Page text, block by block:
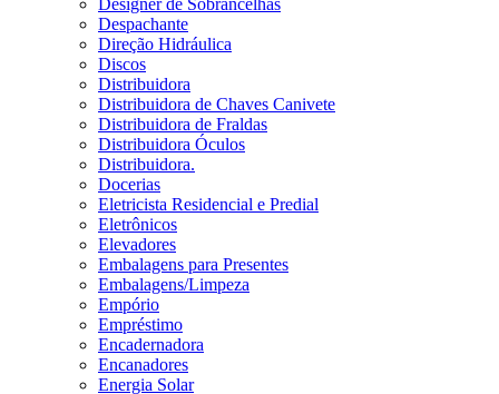
Designer de Sobrancelhas
Despachante
Direção Hidráulica
Discos
Distribuidora
Distribuidora de Chaves Canivete
Distribuidora de Fraldas
Distribuidora Óculos
Distribuidora.
Docerias
Eletricista Residencial e Predial
Eletrônicos
Elevadores
Embalagens para Presentes
Embalagens/Limpeza
Empório
Empréstimo
Encadernadora
Encanadores
Energia Solar